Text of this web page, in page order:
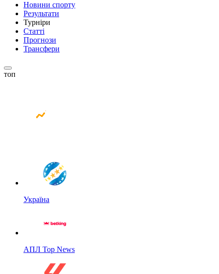
Новини спорту
Результати
Турніри
Статті
Прогнози
Трансфери
топ
Україна
АПЛ Top News